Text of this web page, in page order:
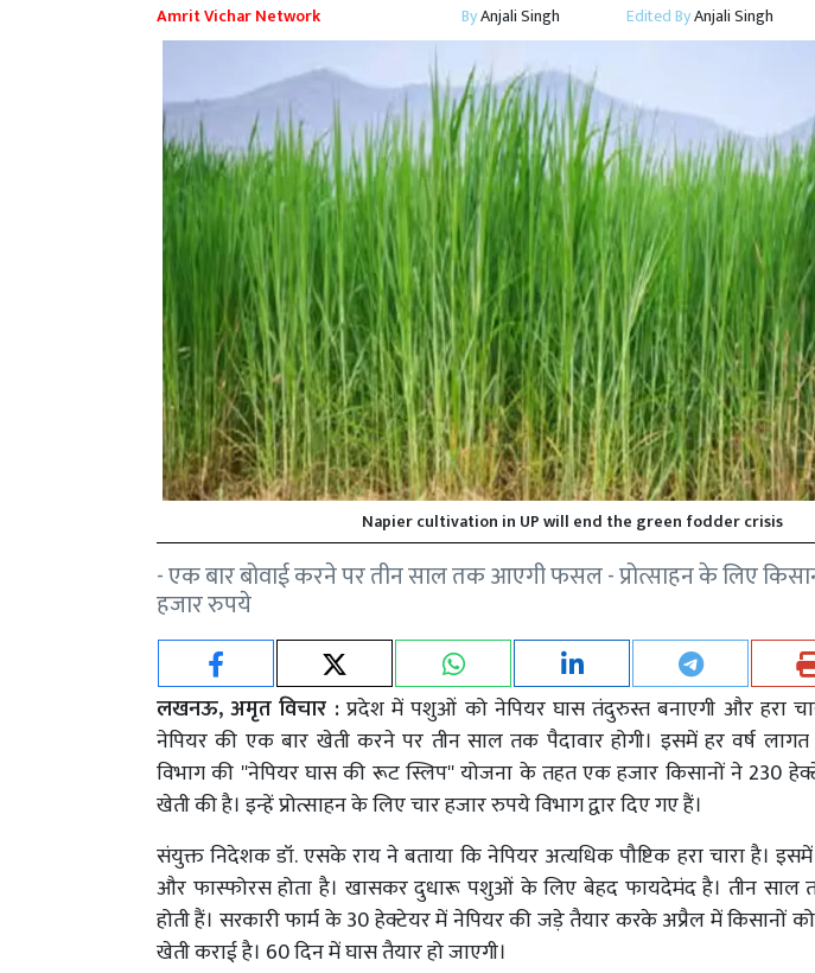
Amrit Vichar Network ByAnjali Singh Edited ByAnjali Singh
Napier cultivation in UP will end the green fodder crisis
- एक बार बोवाई करने पर तीन साल तक आएगी फसल - प्रोत्साहन के लिए
हजार रुपये
लखनऊ, अमृत विचार : प्रदेश में पशुओं को नेपियर घास तंदुरुस्त बनाएगी और हरा
नेपियर की एक बार खेती करने पर तीन साल तक पैदावार होगी। इसमें हर वर्ष
विभाग की ''नेपियर घास की रूट स्लिप'' योजना के तहत एक हजार किसानों ने 230
खेती की है। इन्हें प्रोत्साहन के लिए चार हजार रुपये विभाग द्वार दिए गए हैं।
संयुक्त निदेशक डॉ. एसके राय ने बताया कि नेपियर अत्यधिक पौष्टिक हरा चारा है। इसमें
और फास्फोरस होता है। खासकर दुधारू पशुओं के लिए बेहद फायदेमंद है। तीन
होती हैं। सरकारी फार्म के 30 हेक्टेयर में नेपियर की जड़े तैयार करके अप्रैल में किसानों
खेती कराई है। 60 दिन में घास तैयार हो जाएगी।